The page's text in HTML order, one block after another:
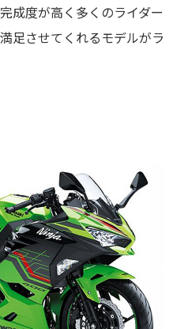
成度が高く多くのライダー
足させてくれるモデルがラ